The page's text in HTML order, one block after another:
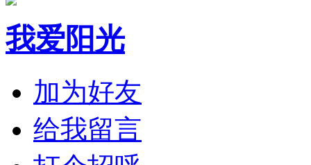
我爱阳光
加为好友
给我留言